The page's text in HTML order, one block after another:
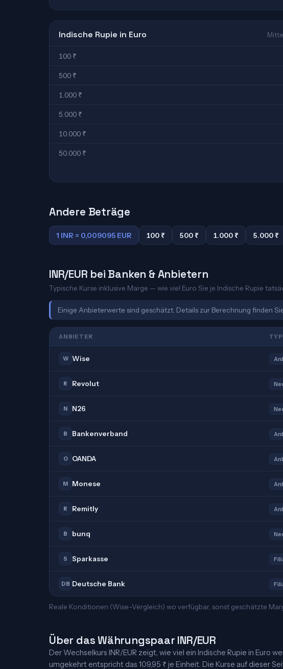
Indische Rupie in Euro
100 ₹
500 ₹
1.000 ₹
5.000 ₹
10.000 ₹
50.000 ₹
Andere Beträge
1 INR = 0,009095 EUR 100 ₹ 500 ₹ 1.000 ₹ 5.000 ₹
INR/EUR bei Banken & Anbietern
Typische Kurse inklusive Marge — wie viel Euro Sie je Indische Rupie
Einige Anbieterwerte sind geschätzt. Details zur Berechnung finden
ANBIETER TYP
W Wise
R Revolut
N N26
B Bankenverband
O OANDA
M Monese
R Remitly
B bunq
S Sparkasse
DB Deutsche Bank
Reale Konditionen (Wise-Vergleich) wo verfügbar, sonst geschätzte
Über das Währungspaar INR/EUR
Der Wechselkurs INR/EUR zeigt, wie viel ein Indische Rupie in
umgekehrt entspricht das 109,95 ₹ je Einheit. Die Kurse auf dieser